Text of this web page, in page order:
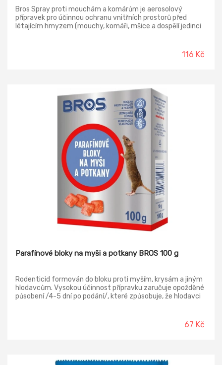
Bros Spray proti mouchám a komárům je aerosolový
přípravek pro účinnou ochranu vnitřních prostorů před
létajícím hmyzem (mouchy, komáři, mšice a dospělí jedinci
116 Kč
Parafínové bloky na myši a potkany BROS 100 g
Rodenticid formován do bloku proti myším, krysám a jiným
hlodavcům. Vysokou účinnost přípravku zaručuje opožděné
působení /4-5 dní po podání/, které způsobuje, že hlodavci
blízkosti jejich skrýší. Přípravek je nutno doplňovat tak
dlouho, dokud bude odebírán, jinak nedojde k vyhubení všech
67 Kč